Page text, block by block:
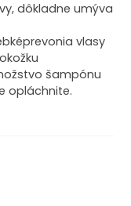
dôkladne umýva
vlasy
šampónu
opláchnite.